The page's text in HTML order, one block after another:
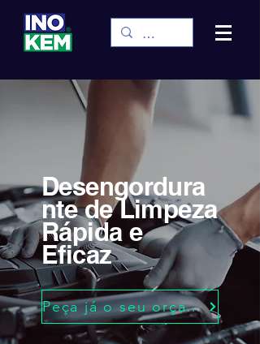
Desengordura
nte de Limpeza
Rápida e
Eficaz
Peça já o seu orçamento